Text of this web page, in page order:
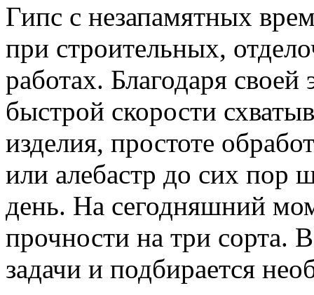
Гипс с незапамятных
при строительных,
работах. Благодаря своей
быстрой скорости
изделия, простоте
или алебастр до сих пор
день. На сегодняшний
прочности на три сорта.
задачи и подбирается